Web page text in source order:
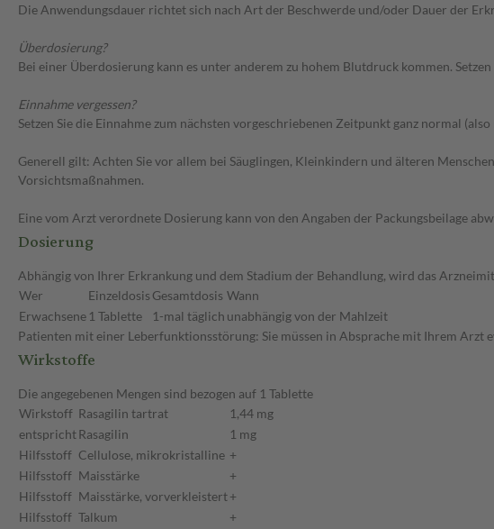
Die Anwendungsdauer richtet sich nach Art der Beschwerde und/oder Dauer der
Überdosierung?
Bei einer Überdosierung kann es unter anderem zu hohem Blutdruck kommen.
Einnahme vergessen?
Setzen Sie die Einnahme zum nächsten vorgeschriebenen Zeitpunkt ganz normal
Generell gilt: Achten Sie vor allem bei Säuglingen, Kleinkindern und älteren
Vorsichtsmaßnahmen.
Eine vom Arzt verordnete Dosierung kann von den Angaben der Packungsbeilage
Dosierung
Abhängig von Ihrer Erkrankung und dem Stadium der Behandlung, wird das
Wer
Einzeldosis Gesamtdosis Wann
Erwachsene 1 Tablette 1-mal täglich unabhängig von der Mahlzeit
Patienten mit einer Leberfunktionsstörung: Sie müssen in Absprache mit Ihrem Arzt
Wirkstoffe
Die angegebenen Mengen sind bezogen auf 1 Tablette
Wirkstoff Rasagilin tartrat
1,44 mg
entsprichtRasagilin
1 mg
Hilfsstoff Cellulose, mikrokristalline +
Hilfsstoff Maisstärke
+
Hilfsstoff Maisstärke, vorverkleistert+
Hilfsstoff Talkum
+